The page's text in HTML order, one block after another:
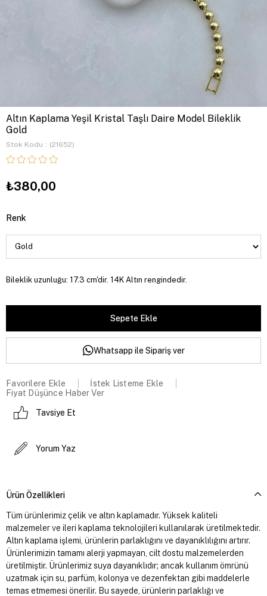
Altın Kaplama Yeşil Kristal Taşlı Daire Model Bileklik
Gold
Stok Kodu (21652)
₺380,00
Renk
Bileklik uzunluğu: 17.3 cm'dir. 14K Altın rengindedir.
Whatsapp ile Sipariş ver
Favorilere Ekle
İstek Listeme Ekle
Fiyat Düşünce Haber Ver
Tavsiye Et
Yorum Yaz
Ürün Özellikleri
Tüm ürünlerimiz çelik ve altın kaplamadır. Yüksek kaliteli
malzemeler ve ileri kaplama teknolojileri kullanılarak üretilmektedir.
Altın kaplama işlemi, ürünlerin parlaklığını ve dayanıklılığını artırır.
Ürünlerimizin tamamı alerji yapmayan, cilt dostu malzemelerden
üretilmiştir. Ürünlerimiz suya dayanıklıdır; ancak kullanım ömrünü
uzatmak için su, parfüm, kolonya ve dezenfektan gibi maddelerle
temas etmemesi önerilir. Bu sayede, ürünlerin parlaklığı ve